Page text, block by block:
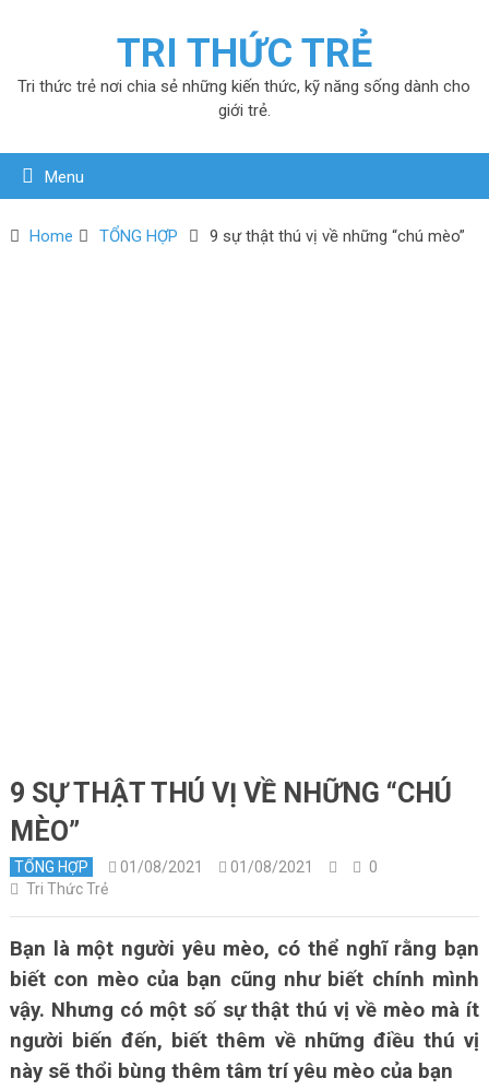
TRI THỨC TRẺ
Tri thức trẻ nơi chia sẻ những kiến thức, kỹ năng sống dành cho
giới trẻ.
Menu
Home TỔNG HỢP 9 sự thật thú vị về những “chú mèo”
9 SỰ THẬT THÚ VỊ VỀ NHỮNG “CHÚ
MÈO”
TỔNG HỢP 01/08/2021 01/08/2021
0
Tri Thức Trẻ
Bạn là một người yêu mèo, có thể nghĩ rằng bạn
biết con mèo của bạn cũng như biết chính mình
vậy. Nhưng có một số sự thật thú vị về mèo mà ít
người biến đến, biết thêm về những điều thú vị
này sẽ thổi bùng thêm tâm trí yêu mèo của bạn